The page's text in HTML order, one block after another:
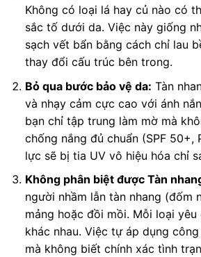
Không có loại lá hay củ nào có
sắc tố dưới da. Việc này giống
sạch vết bẩn bằng cách chỉ lau
thay đổi cấu trúc bên trong.
Bỏ qua bước bảo vệ da: Tàn
và nhạy cảm cực cao với ánh
bạn chỉ tập trung làm mờ mà
chống nắng đủ chuẩn (SPF 50+,
lực sẽ bị tia UV vô hiệu hóa chỉ
Không phân biệt được Tàn
người nhầm lẫn tàn nhang (đốm
mảng hoặc đồi mồi. Mỗi loại
khác nhau. Việc tự áp dụng
mà không biết chính xác tình